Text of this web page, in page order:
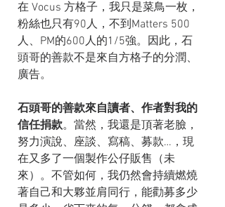
在 Vocus 方格子，我只是菜鳥一枚，
粉絲也只有90人，不到Matters 500
人、PM的600人的1/5強。因此，石
頭哥的善款不是來自方格子的分潤、
廣告。
石頭哥的善款來自讀者、作者對我的
信任捐款。當然，我還是頂著老臉，
努力演說、座談、寫稿、募款…，現
在又多了一個製作公仔販售（未
來）。不管如何，我仍然會持續燃燒
著自己和大夥並肩同行，能勸募多少